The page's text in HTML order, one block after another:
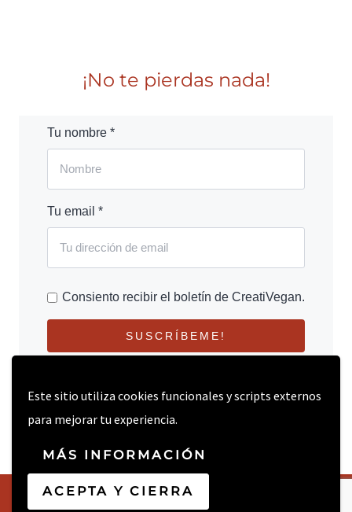
Este sitio utiliza cookies funcionales y scripts externos
para mejorar tu experiencia.
MÁS INFORMACIÓN
ACEPTA Y CIERRA
¡No te pierdas nada!
Tu nombre *
Tu email *
Consiento recibir el boletín de CreatiVegan.
SUSCRÍBEME!
© 2026 CREATIVEGAN.NET